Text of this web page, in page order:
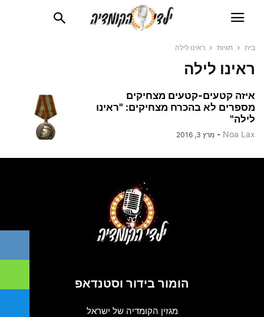
בית תגיות ראינו לילה
ראינו לילה
איזה קטעים-קטעים מצחיקים
מספרים לא בהכרח מצחיקים: "ראינו
לילה"
Noa Lax
- מרץ 3, 2016
הומור בידור וסטנדאפ
מגזין הקומדיה של ישראל